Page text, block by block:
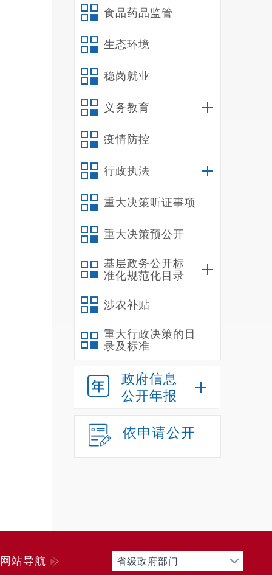
食品药品监管
生态环境
稳岗就业
义务教育
疫情防控
行政执法
重大决策听证事项
重大决策预公开
基层政务公开标
准化规范化目录
涉农补贴
重大行政决策的目
录及标准
政府信息
公开年报
依申请公开
网站导航 省级政府部门